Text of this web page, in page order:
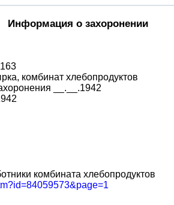
Информация о захоронении
комбинат хлебопродуктов
__.__.1942
комбината хлебопродуктов